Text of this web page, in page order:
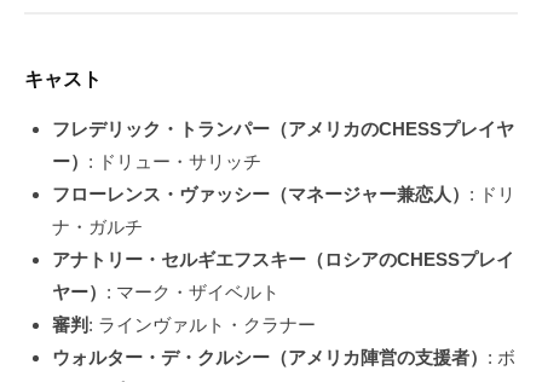
キャスト
フレデリック・トランパー（アメリカのCHESSプレイヤ
ー） : ドリュー・サリッチ
フローレンス・ヴァッシー（マネージャー兼恋人） : ドリ
ナ・ガルチ
アナトリー・セルギエフスキー（ロシアのCHESSプレイ
ヤー） : マーク・ザイベルト
審判 : ラインヴァルト・クラナー
ウォルター・デ・クルシー（アメリカ陣営の支援者） : ボ